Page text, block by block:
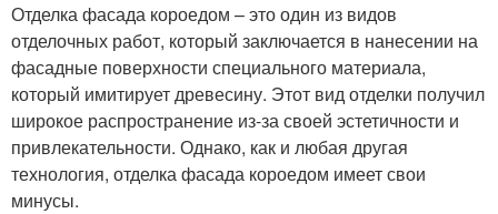
Отделка фасада короедом – это один из видов
отделочных работ, который заключается в нанесении на
фасадные поверхности специального материала,
который имитирует древесину. Этот вид отделки получил
широкое распространение из-за своей эстетичности и
привлекательности. Однако, как и любая другая
технология, отделка фасада короедом имеет свои
минусы.